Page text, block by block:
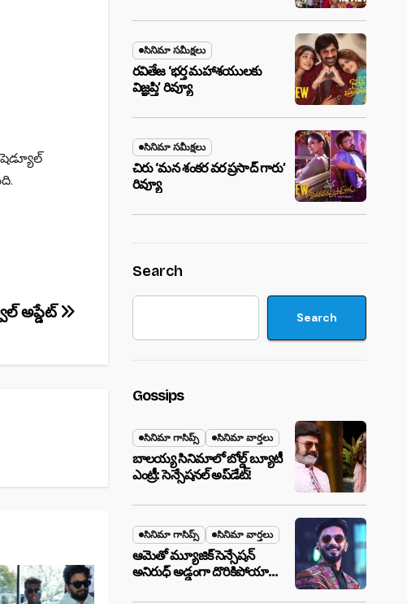
అప్డేట్
సినిమా సమీక్షలు
రవితేజ ‘భర్త మహాశయులకు
విజ్ఞప్తి’ రివ్యూ
సినిమా సమీక్షలు
చిరు ‘మ‌న శంక‌ర వ‌ర ప్ర‌సాద్ గారు’
రివ్యూ
Search
Search
Gossips
సినిమా గాసిప్స్ సినిమా వార్తలు
బాలయ్య సినిమాలో బోల్డ్ బ్యూటీ
ఎంట్రీ: సెన్సేషనల్ అప్‌డేట్!
సినిమా గాసిప్స్ సినిమా వార్తలు
ఆమెతో మ్యూజిక్ సెన్సేషన్
అనిరుధ్ అడ్డంగా దొరికిపోయారా?